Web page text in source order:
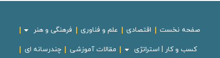
صفحه نخست اقتصادی علم و فناوری فرهنگی و هنر
کسب و کار | استراتژی مقالات آموزشی چندرسانه ای